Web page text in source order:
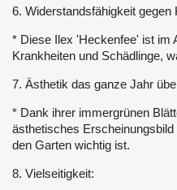
6. Widerstandsfähigkeit gegen
* Diese Ilex 'Heckenfee' ist im
Krankheiten und Schädlinge,
7. Ästhetik das ganze Jahr
* Dank ihrer immergrünen
ästhetisches
den Garten wichtig ist.
8. Vielseitigkeit: